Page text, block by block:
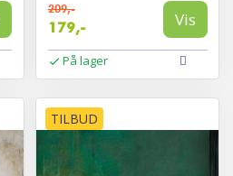
209,-
179,- Vis
På lager
TILBUD